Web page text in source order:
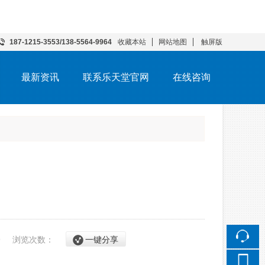
187-1215-3553/138-5564-9964 收藏本站 网站地图 触屏版
最新资讯 联系乐天堂官网 在线咨询
浏览次数： 一键分享